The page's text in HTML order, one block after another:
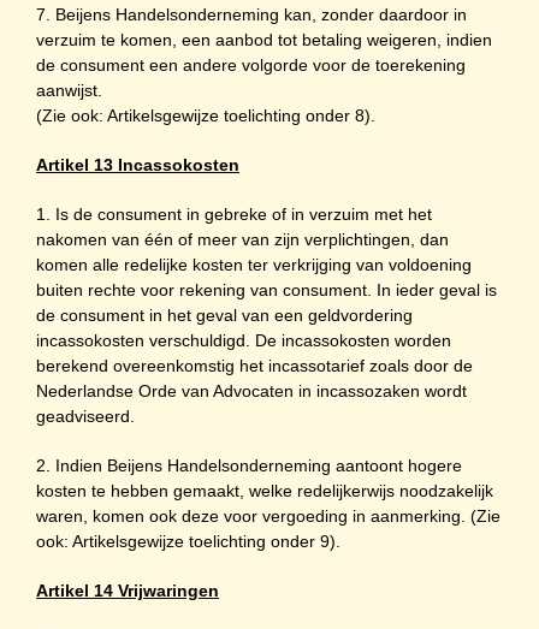
7. Beijens Handelsonderneming kan, zonder daardoor in
verzuim te komen, een aanbod tot betaling weigeren, indien
de consument een andere volgorde voor de toerekening
aanwijst.
(Zie ook: Artikelsgewijze toelichting onder 8).
Artikel 13 Incassokosten
1. Is de consument in gebreke of in verzuim met het
nakomen van één of meer van zijn verplichtingen, dan
komen alle redelijke kosten ter verkrijging van voldoening
buiten rechte voor rekening van consument. In ieder geval is
de consument in het geval van een geldvordering
incassokosten verschuldigd. De incassokosten worden
berekend overeenkomstig het incassotarief zoals door de
Nederlandse Orde van Advocaten in incassozaken wordt
geadviseerd.
2. Indien Beijens Handelsonderneming aantoont hogere
kosten te hebben gemaakt, welke redelijkerwijs noodzakelijk
waren, komen ook deze voor vergoeding in aanmerking. (Zie
ook: Artikelsgewijze toelichting onder 9).
Artikel 14 Vrijwaringen